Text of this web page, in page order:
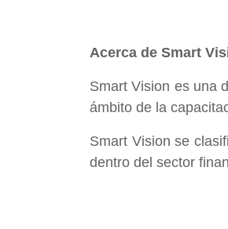
Acerca de Smart
Smart Vision es una
ámbito de la
Smart Vision se
dentro del sector